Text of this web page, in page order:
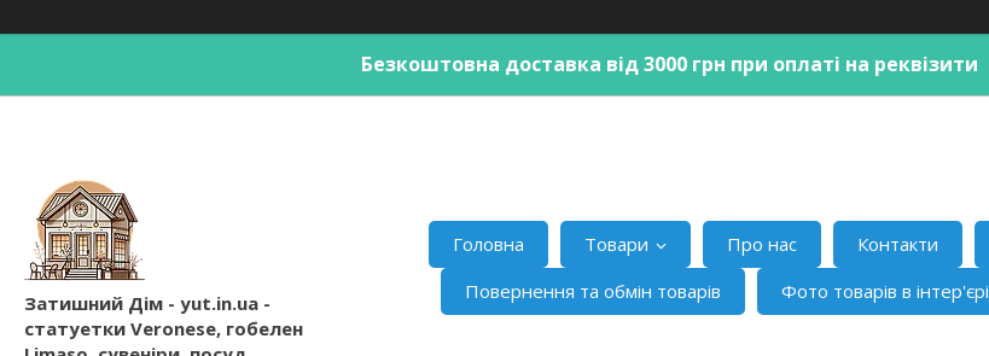
Безкоштовна доставка від 3000 грн при оплаті на реквізити
Затишний Дім - yut.in.ua -
статуетки Veronese, гобелен
Головна Товари Про нас Контакти
Повернення та обмін товарів
Фото товарів в інтер'єрі